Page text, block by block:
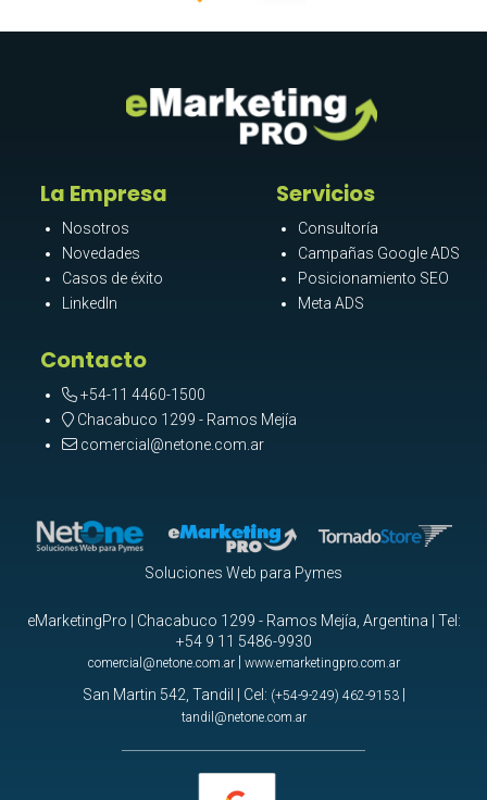
La Empresa
Nosotros
Novedades
Casos de éxito
LinkedIn
Servicios
Consultoría
Campañas Google ADS
Posicionamiento SEO
Meta ADS
Contacto
+54-11 4460-1500
Chacabuco 1299 - Ramos Mejía
comercial@netone.com.ar
Soluciones Web para Pymes
eMarketingPro | Chacabuco 1299 - Ramos Mejía, Argentina | Tel:
+54 9 11 5486-9930
comercial@netone.com.ar| www.emarketingpro.com.ar
San Martin 542, Tandil | Cel: (+54-9-249) 462-9153|
tandil@netone.com.ar